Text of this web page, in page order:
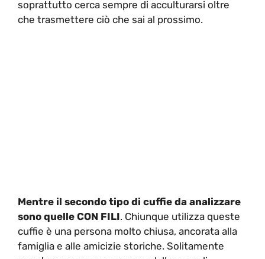
soprattutto cerca sempre di acculturarsi oltre
che trasmettere ciò che sai al prossimo.
Mentre il secondo tipo di cuffie da analizzare
sono quelle CON FILI. Chiunque utilizza queste
cuffie è una persona molto chiusa, ancorata alla
famiglia e alle amicizie storiche. Solitamente